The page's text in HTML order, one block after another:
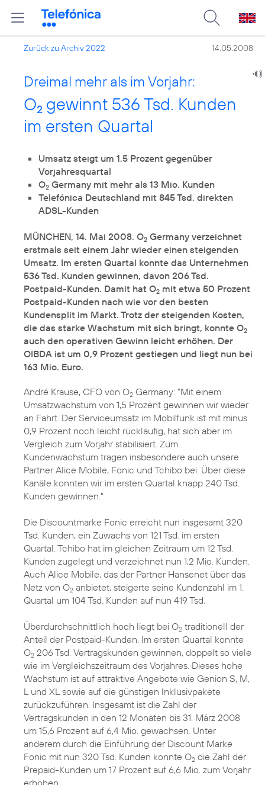
Zurück zu Archiv 2022 14.05.2008
Dreimal mehr als im Vorjahr:
O2 gewinnt 536 Tsd. Kunden
im ersten Quartal
Umsatz steigt um 1,5 Prozent gegenüber
Vorjahresquartal
O2 Germany mit mehr als 13 Mio. Kunden
Telefónica Deutschland mit 845 Tsd. direkten
ADSL-Kunden
MÜNCHEN, 14. Mai 2008. O2 Germany verzeichnet
erstmals seit einem Jahr wieder einen steigenden
Umsatz. Im ersten Quartal konnte das Unternehmen
536 Tsd. Kunden gewinnen, davon 206 Tsd.
Postpaid-Kunden. Damit hat O2 mit etwa 50 Prozent
Postpaid-Kunden nach wie vor den besten
Kundensplit im Markt. Trotz der steigenden Kosten,
die das starke Wachstum mit sich bringt, konnte O2
auch den operativen Gewinn leicht erhöhen. Der
OIBDA ist um 0,9 Prozent gestiegen und liegt nun bei
163 Mio. Euro.
André Krause, CFO von O2 Germany: "Mit einem
Umsatzwachstum von 1,5 Prozent gewinnen wir wieder
an Fahrt. Der Serviceumsatz im Mobilfunk ist mit minus
0,9 Prozent noch leicht rückläufig, hat sich aber im
Vergleich zum Vorjahr stabilisiert. Zum
Kundenwachstum tragen insbesondere auch unsere
Partner Alice Mobile, Fonic und Tchibo bei. Über diese
Kanäle konnten wir im ersten Quartal knapp 240 Tsd.
Kunden gewinnen."
Die Discountmarke Fonic erreicht nun insgesamt 320
Tsd. Kunden, ein Zuwachs von 121 Tsd. im ersten
Quartal. Tchibo hat im gleichen Zeitraum um 12 Tsd.
Kunden zugelegt und verzeichnet nun 1,2 Mio. Kunden.
Auch Alice Mobile, das der Partner Hansenet über das
Netz von O2 anbietet, steigerte seine Kundenzahl im 1.
Quartal um 104 Tsd. Kunden auf nun 419 Tsd.
Überdurchschnittlich hoch liegt bei O2 traditionell der
Anteil der Postpaid-Kunden. Im ersten Quartal konnte
O2 206 Tsd. Vertragskunden gewinnen, doppelt so viele
wie im Vergleichszeitraum des Vorjahres. Dieses hohe
Wachstum ist auf attraktive Angebote wie Genion S, M,
L und XL sowie auf die günstigen Inklusivpakete
zurückzuführen. Insgesamt ist die Zahl der
Vertragskunden in den 12 Monaten bis 31. März 2008
um 15,6 Prozent auf 6,4 Mio. gewachsen. Unter
anderem durch die Einführung der Discount Marke
Fonic mit nun 320 Tsd. Kunden konnte O2 die Zahl der
Prepaid-Kunden um 17 Prozent auf 6,6 Mio. zum Vorjahr
erhöhen.